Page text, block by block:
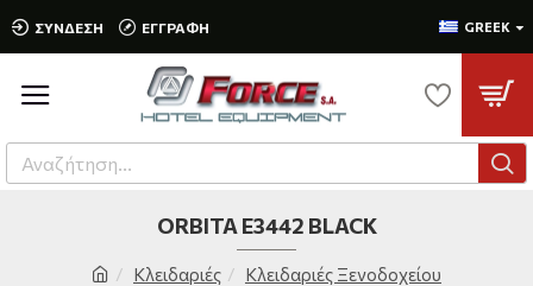
ΣΎΝΔΕΣΗ ΕΓΓΡΑΦΉ GREEK
Κλειδαριές
Κλειδαριές Ξενοδοχείου
ORBITA E3442 BLACK